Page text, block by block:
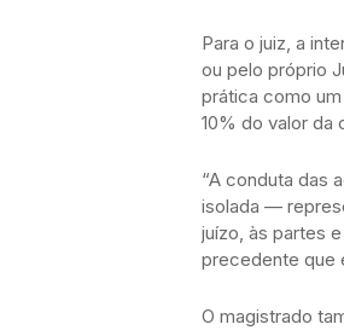
Para o juiz, a
ou pelo próprio
prática como
10% do valor da
“A conduta das
isolada —
juízo, às partes
precedente que
O magistrado